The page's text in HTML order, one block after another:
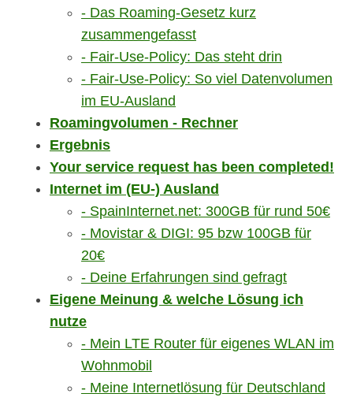
Das Roaming-Gesetz kurz
zusammengefasst
Fair-Use-Policy: Das steht drin
Fair-Use-Policy: So viel Datenvolumen
im EU-Ausland
Roamingvolumen - Rechner
Ergebnis
Your service request has been completed!
Internet im (EU-) Ausland
SpainInternet.net: 300GB für rund 50€
Movistar & DIGI: 95 bzw 100GB für
20€
Deine Erfahrungen sind gefragt
Eigene Meinung & welche Lösung ich
nutze
Mein LTE Router für eigenes WLAN im
Wohnmobil
Meine Internetlösung für Deutschland